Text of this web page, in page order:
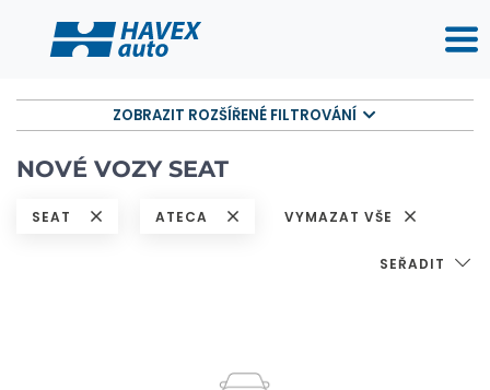
ZOBRAZIT ROZŠÍŘENÉ FILTROVÁNÍ
NOVÉ VOZY SEAT
SEAT ATECA VYMAZAT VŠE
SEŘADIT